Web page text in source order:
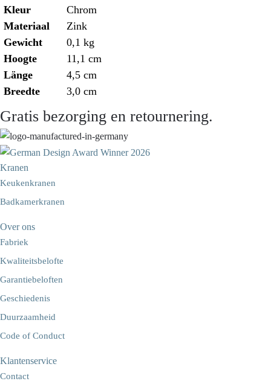
Kleur
Chrom
Materiaal
Zink
Gewicht
0,1 kg
Hoogte
11,1 cm
Länge
4,5 cm
Breedte
3,0 cm
Gratis bezorging en retournering.
Kranen
Keukenkranen
Badkamerkranen
Over ons
Fabriek
Kwaliteitsbelofte
Garantiebeloften
Geschiedenis
Duurzaamheid
Code of Conduct
Klantenservice
Contact